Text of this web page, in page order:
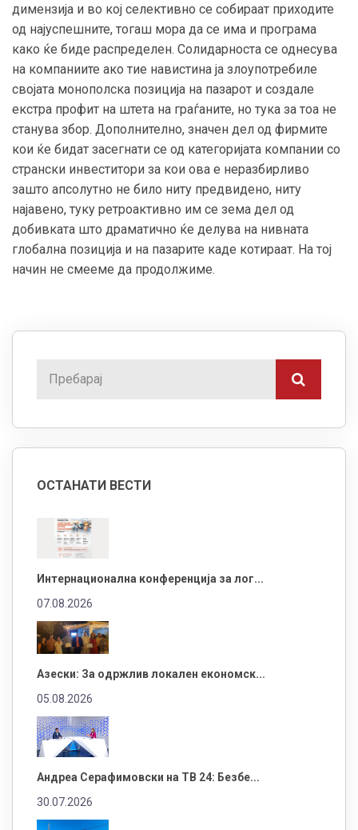
димензија и во кој селективно се собираат приходите
од најуспешните, тогаш мора да се има и програма
како ќе биде распределен. Солидарноста се однесува
на компаниите ако тие навистина ја злоупотребиле
својата монополска позиција на пазарот и создале
екстра профит на штета на граѓаните, но тука за тоа не
станува збор. Дополнително, значен дел од фирмите
кои ќе бидат засегнати се од категоријата компании со
странски инвеститори за кои ова е неразбирливо
зашто апсолутно не било ниту предвидено, ниту
најавено, туку ретроактивно им се зема дел од
добивката што драматично ќе делува на нивната
глобална позиција и на пазарите каде котираат. На тој
начин не смееме да продолжиме.
ОСТАНАТИ ВЕСТИ
Интернационална конференција за лог...
07.08.2026
Азески: За одржлив локален економск...
05.08.2026
Андреа Серафимовски на ТВ 24: Безбе...
30.07.2026